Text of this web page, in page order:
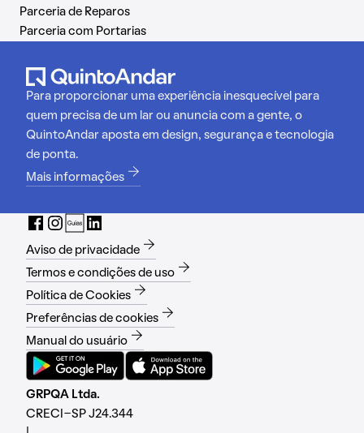
Parceria de Reparos
Parceria com Portarias
Para proporcionar uma experiência inesquecível para
quem precisa de um lar ou anuncia com a gente, o
QuintoAndar aposta em design, segurança e tecnologia
de ponta.
Mais informações
Aviso de privacidade
Termos e condições de uso
Política de Cookies
Preferências de cookies
Manual do usuário
GRPQA Ltda.
CRECI-SP J24.344